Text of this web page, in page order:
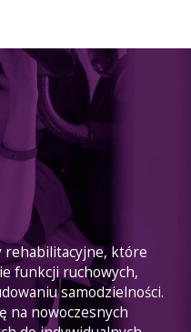
które
funkcji ruchowych,
samodzielności.
na nowoczesnych